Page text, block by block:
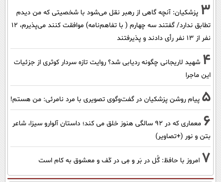
3 پزشکیان‌: آنچه گاهی از رهبر نقل می‌شود با شخصیتی که من دیدم
تطابق ندارد/ گفتند سه چهارم ( با تفاهم‌نامه) موافقت کنند می‌پذیرم، 12
نفر از 13 نفر رأی دادند و پذیرفتند
4 شهید لاریجانی چگونه ردیابی شد؟ روایت تازه سردار کوثری از جزئیات
این ماجرا
5 پیام روشن پزشکیان در گفت‌و‌گوی تصویری با مرد نامرئی: من هستم!
6
معماری که در 92 سالگی هنوز خلق می کند؛ داستان آلوارو سیزا، شاعر
بتن و نور (+تصاویر)
7 امروز با حافظ: گُل در بَر و مِی در کَف و معشوق به کام است